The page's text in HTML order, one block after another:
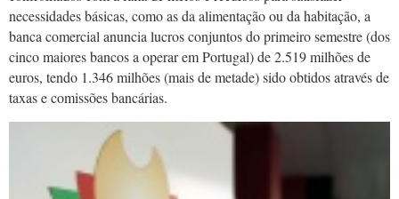
necessidades básicas, como as da alimentação ou da habitação, a
banca comercial anuncia lucros conjuntos do primeiro semestre (dos
cinco maiores bancos a operar em Portugal) de 2.519 milhões de
euros, tendo 1.346 milhões (mais de metade) sido obtidos através de
taxas e comissões bancárias.